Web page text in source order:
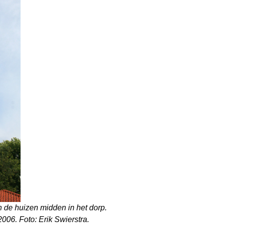
huizen midden in het dorp.
Foto: Erik Swierstra.